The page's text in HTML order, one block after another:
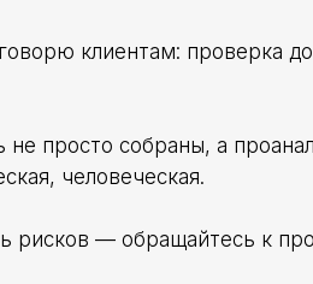
клиентам: проверка
просто собраны, а
человеческая.
рисков — обращайтесь к